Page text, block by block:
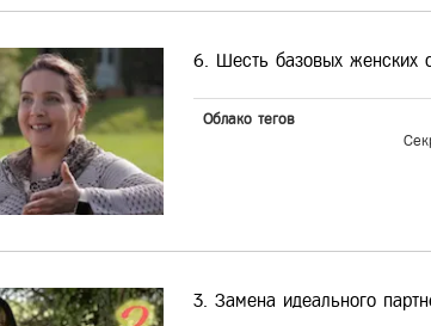
6. Шесть базовых женских
Облако тегов
3. Замена идеального